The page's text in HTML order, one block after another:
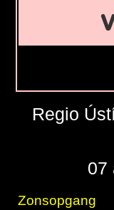
Regio
07
Zonsopgang